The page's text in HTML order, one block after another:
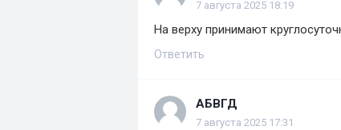
7 августа 2025 18:19
На верху принимают
Ответить
АБВГД
7 августа 2025 17:31